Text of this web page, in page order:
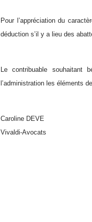
Pour l’appréciation du
déduction s’il y a lieu des
Le contribuable souhaitant
l’administration les éléments
Caroline DEVE
Vivaldi-Avocats